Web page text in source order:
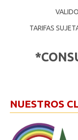
TARIFAS
NUESTROS